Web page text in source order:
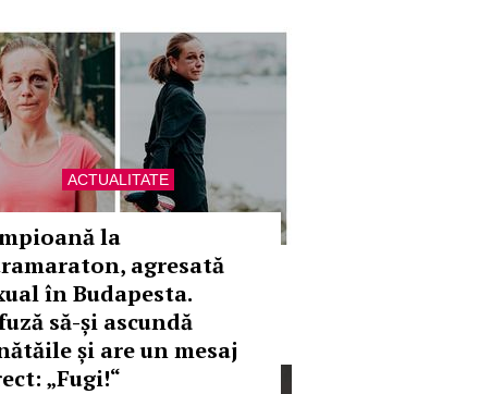
ACTUALITATE
la
agresată
în Budapesta.
să-și ascundă
și are un mesaj
„Fugi!“